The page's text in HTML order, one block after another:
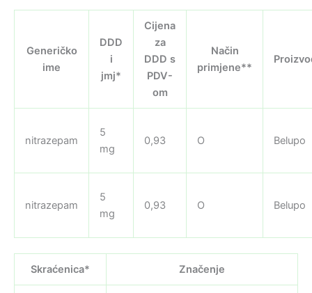
Generičko
ime
DDD
i
jmj*
Cijena
za
DDD s
PDV-
om
Način
primjene**
nitrazepam
5
mg
0,93 O Belupo
nitrazepam
5
mg
0,93 O Belupo
Skraćenica* Značenje